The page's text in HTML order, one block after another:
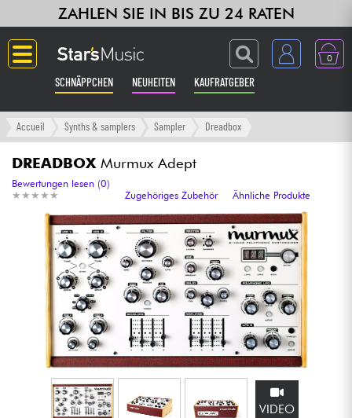
ZAHLEN SIE IN BIS ZU 24 RATEN
0
SCHNÄPPCHEN NEUHEITEN KAUFRATGEBER
Langue
Gitarre & Bass
Verstärker & Effekte
Klaviere & Piano
Synths & samplers
Studio
Kopfhörer
Mikros
Accueil Synths & samplers Sampler Dreadbox
DREADBOX Murmux Adept
★ ★ ★ ★ ★
★ ★ ★ ★ ★
Bewertungen lesen (0)
Zugehöriges Zubehör
Ähnliche Produkte
VIDEO